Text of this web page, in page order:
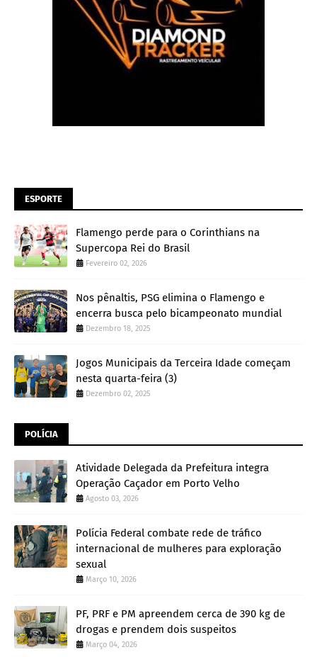
ESPORTE
Flamengo perde para o Corinthians na
Supercopa Rei do Brasil
Fevereiro 02, 2026
Nos pênaltis, PSG elimina o Flamengo e
encerra busca pelo bicampeonato mundial
Dezembro 18, 2025
Jogos Municipais da Terceira Idade começam
nesta quarta-feira (3)
Dezembro 02, 2025
POLÍCIA
Atividade Delegada da Prefeitura integra
Operação Caçador em Porto Velho
Agosto 03, 2026
Polícia Federal combate rede de tráfico
internacional de mulheres para exploração
sexual
Março 10, 2026
PF, PRF e PM apreendem cerca de 390 kg de
drogas e prendem dois suspeitos
Março 04, 2026